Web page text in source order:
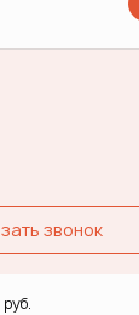
звонок